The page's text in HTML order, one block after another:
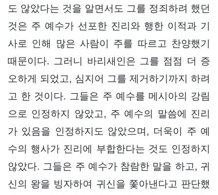
도 않았다는 것을 알면서도 그를 정죄하려 했던
것은 주 예수가 선포한 진리와 행한 이적과 기
사로 인해 많은 사람이 주를 따르고 찬양했기
때문이다. 그러니 바리새인은 그를 점점 더 증
오하게 되었고, 심지어 그를 제거하기까지 하려
고 한 것이다. 그들은 주 예수를 메시아의 강림
으로 인정하지 않았고, 주 예수의 말씀에 진리
가 있음을 인정하지도 않았으며, 더욱이 주 예
수의 행사가 진리에 부합한다는 것도 인정하지
않았다. 그들은 주 예수가 참람한 말을 하고, 귀
신의 왕을 빙자하여 귀신을 쫓아낸다고 판단했